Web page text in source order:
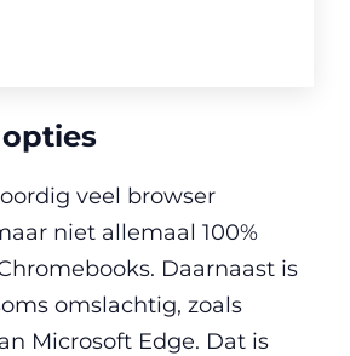
veel browser
niet allemaal 100%
Daarnaast is
omslachtig, zoals
Microsoft Edge. Dat is